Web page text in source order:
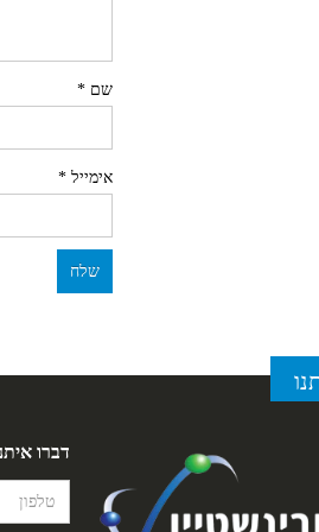
שם*
אימייל*
דברו